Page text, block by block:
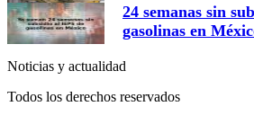
24 semanas sin
gasolinas en
Noticias y actualidad
Todos los derechos reservados